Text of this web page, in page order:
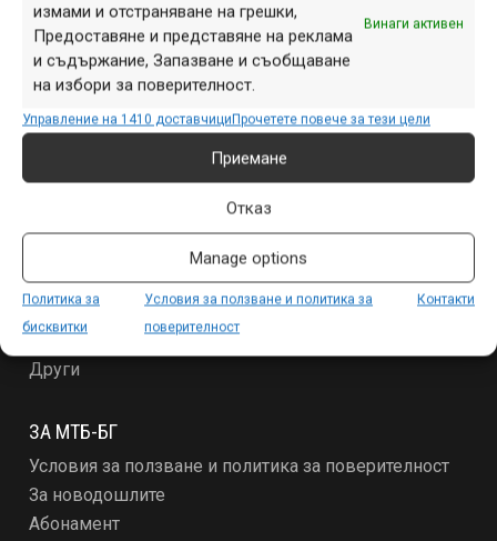
измами и отстраняване на грешки,
Предоставяне и представяне на реклама
и съдържание, Запазване и съобщаване
на избори за поверителност.
Винаги активен
Управление на 1410 доставчициПрочетете повече за тези цели
Приемане
Отказ
Manage options
Политика за
бисквитки
Условия за ползване и политика за
поверителност
Контакти
Продукти
Събития
Специализирано
Други
ЗА МТБ-БГ
Условия за ползване и политика за поверителност
За новодошлите
Абонамент